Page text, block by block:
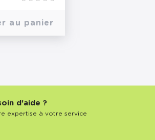
au panier
d'aide ?
expertise à votre service